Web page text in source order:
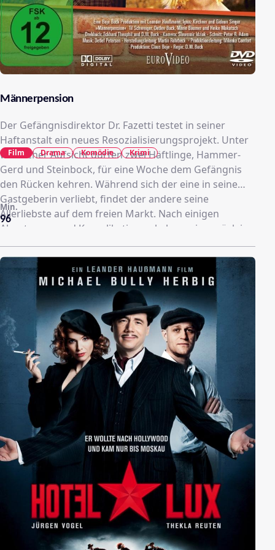
Männerpension
Der Gefängnisdirektor Dr. Fazetti testet in seiner
Haftanstalt ein neues Resozialisierungsprojekt. Unter
weiblicher Aufsicht dürfen zwei Häftlinge, Hammer-
Gerd und Steinbock, für eine Woche dem Gefängnis
den Rücken kehren. Während sich der eine in seine
Gastgeberin verliebt, findet der andere seine
Allerliebste auf dem freien Markt. Nach einigen
Abenteuern und Komplikationen kehren sie zurück ins
Gefängnis und können von einem nicht allzu fernen
Happy-End träumen.
96
Min.
Film Drama Komödie Krimi